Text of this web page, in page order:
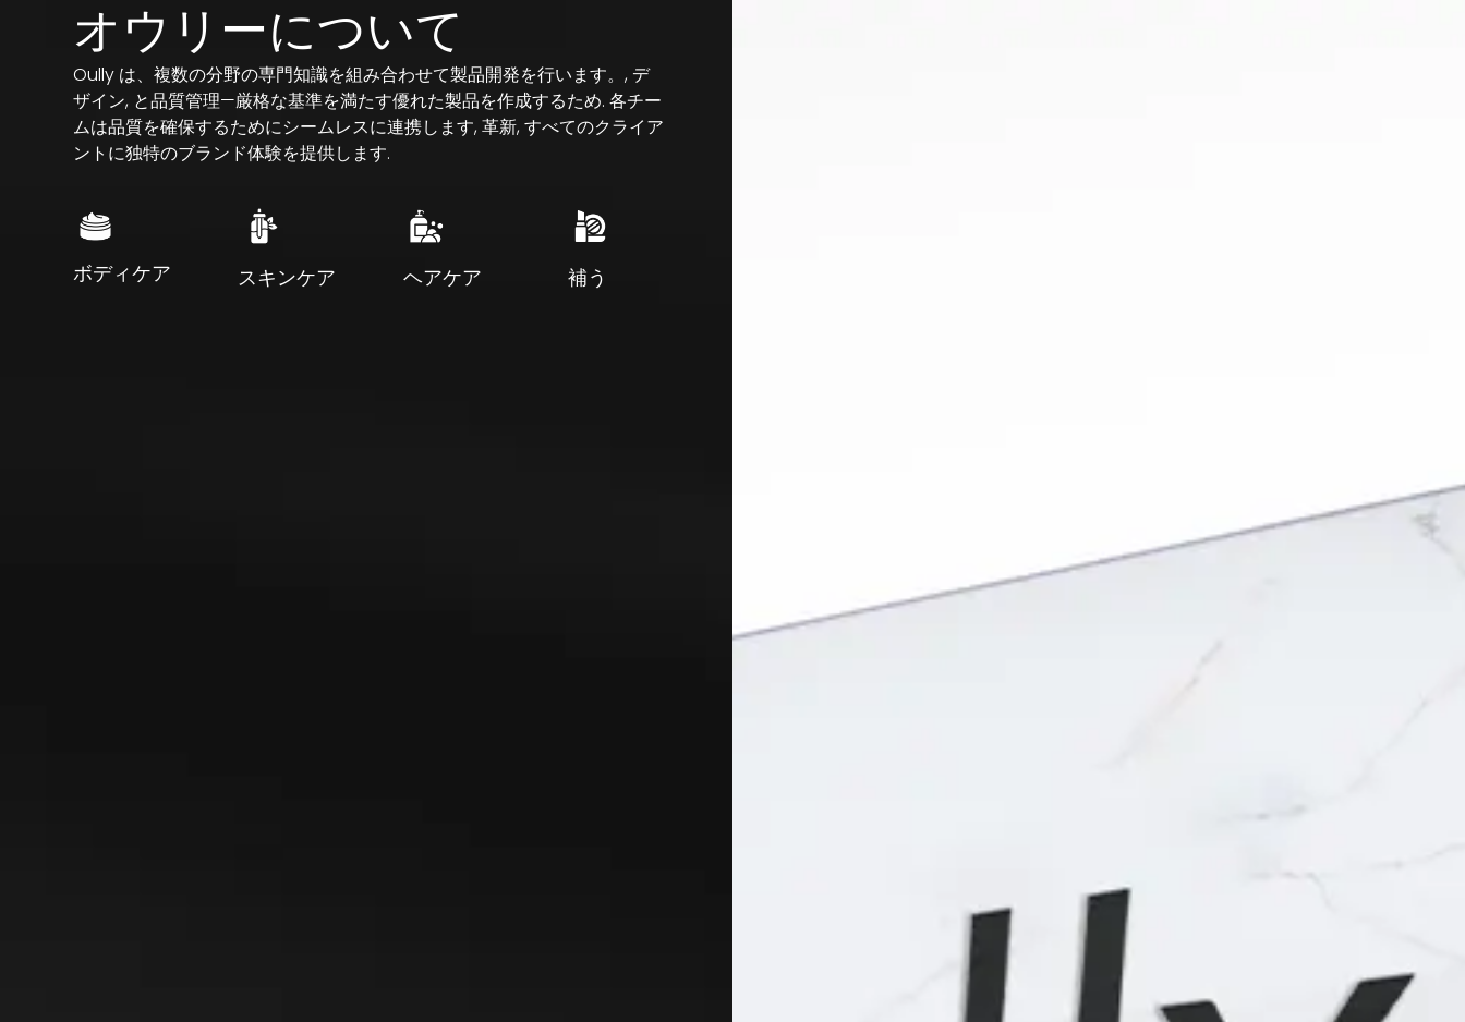
オウリーについて
Oully は、複数の分野の専門知識を組み合わせて製品開発を行います。, デ
ザイン, と品質管理—厳格な基準を満たす優れた製品を作成するため. 各チー
ムは品質を確保するためにシームレスに連携します, 革新, すべてのクライア
ントに独特のブランド体験を提供します.
ボディケア スキンケア ヘアケア 補う